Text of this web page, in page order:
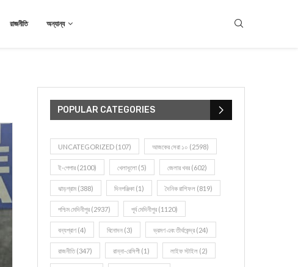
রাজনীতি অন্যান্য
POPULAR CATEGORIES
UNCATEGORIZED (107) আজকের সেরা ১০ (2598)
ই-পেপার (2100) খেলাধূলো (5) জেলার খবর (602)
ঝাড়গ্রাম (388) দিনপঞ্জিকা (1) দৈনিক রাশিফল (819)
পশ্চিম মেদিনীপুর (2937) পূর্ব মেদিনীপুর (1120)
বন্যপ্রাণ (4) বিনোদন (3) ভ্রমণ এবং তীর্থকেন্দ্র (24)
রাজনীতি(347) রান্না-রেসিপী (1) লাইফ স্টাইল (2)